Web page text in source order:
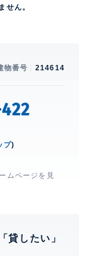
せん。
物番号 214614
プ)
ムページを見
貸したい」